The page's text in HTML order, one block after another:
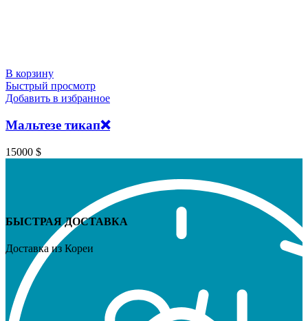
В корзину
Быстрый просмотр
Добавить в избранное
Мальтезе тикап❌
15000 $
БЫСТРАЯ ДОСТАВКА
Доставка из Кореи